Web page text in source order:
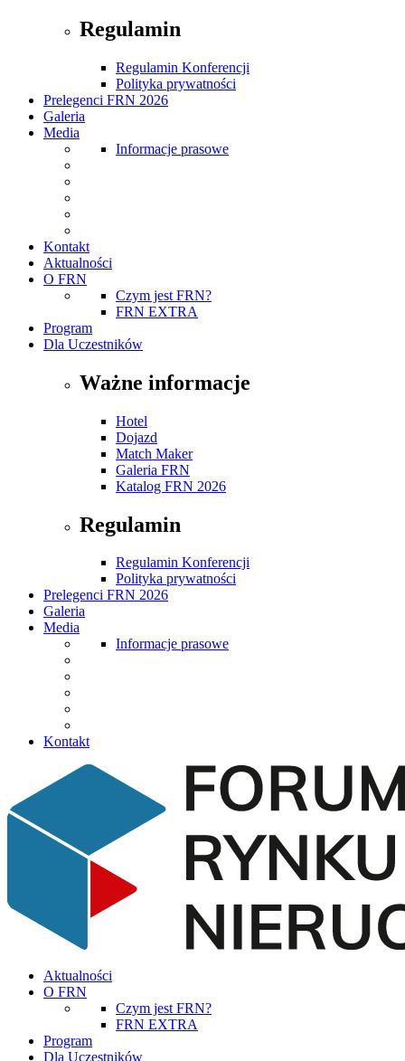
Regulamin
Regulamin Konferencji
Polityka prywatności
Prelegenci FRN 2026
Galeria
Media
Informacje prasowe
Kontakt
Aktualności
O FRN
Czym jest FRN?
FRN EXTRA
Program
Dla Uczestników
Ważne informacje
Hotel
Dojazd
Match Maker
Galeria FRN
Katalog FRN 2026
Regulamin
Regulamin Konferencji
Polityka prywatności
Prelegenci FRN 2026
Galeria
Media
Informacje prasowe
Kontakt
Aktualności
O FRN
Czym jest FRN?
FRN EXTRA
Program
Dla Uczestników